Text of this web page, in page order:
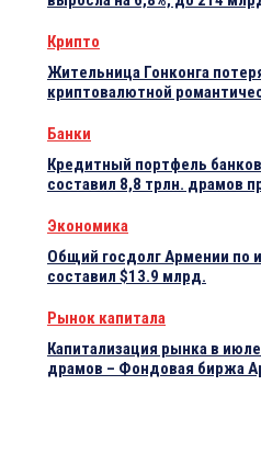
Крипто
Жительница Гонконга
криптовалютной
Банки
Кредитный портфель
составил 8,8 трлн. драмов
Экономика
Общий госдолг Армении по
составил $13.9 млрд.
Рынок капитала
Капитализация рынка в
драмов – Фондовая биржа